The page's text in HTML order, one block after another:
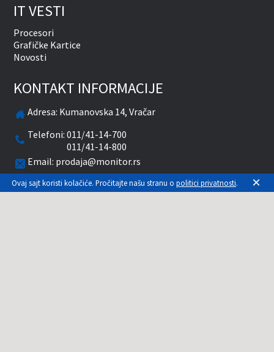
IT VESTI
Procesori
Grafičke Kartice
Novosti
KONTAKT INFORMACIJE
Adresa: Kumanovska 14, Vračar
Telefoni:011/41-14-700
011/41-14-800
Email: prodaja@monitor.rs
Radnim danima od 09-20 časova
Subotom od 10-15 časova
Ovaj sajt koristi kolačiće. Pročitajte našu stranu o politici privatnosti. ×